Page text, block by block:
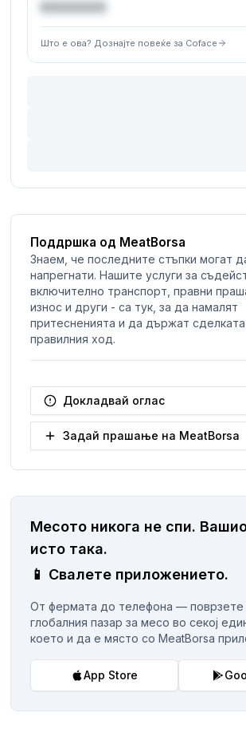
€XXXXXX
Што е ова? Дознајте повеќе за Coface
Поддршка од MeatBorsa
Знаем, че последните стъпки могат
напрегнати. Нашите услуги за
включително транспорт, правни
износ и други - са тук, за да намалят
притесненията и да държат
правилния ход.
Докладвай оглас
Задай прашање на MeatBorsa
Месото никога не спи.
исто така.
📱 Свалете приложението.
От фермата до телефона — поврзете
глобалния пазар за месо во секој
което и да е място со MeatBorsa
App Store